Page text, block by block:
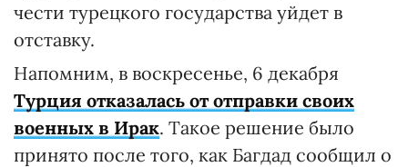
чести турецкого государства уйдет в
отставку.
Напомним, в воскресенье, 6 декабря
Турция отказалась от отправки своих
военных в Ирак. Такое решение было
принято после того, как Багдад сообщил о